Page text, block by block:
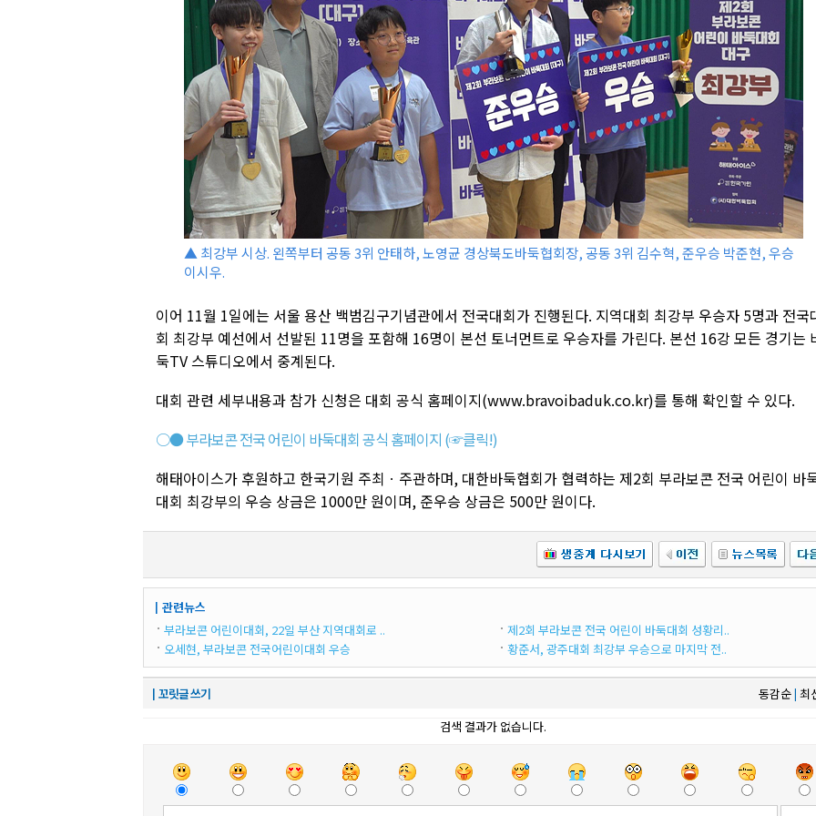
▲ 최강부 시상. 왼쪽부터 공동 3위 안태하, 노영균 경상북도바둑협회장, 공동 3위 김수혁, 준우승 박준현, 우승
이시우.
이어 11월 1일에는 서울 용산 백범김구기념관에서 전국대회가 진행된다. 지역대회 최강부 우승자 5명과 전국
회 최강부 예선에서 선발된 11명을 포함해 16명이 본선 토너먼트로 우승자를 가린다. 본선 16강 모든 경기는
둑TV 스튜디오에서 중계된다.
대회 관련 세부내용과 참가 신청은 대회 공식 홈페이지(www.bravoibaduk.co.kr)를 통해 확인할 수 있다.
○● 부라보콘 전국 어린이 바둑대회 공식 홈페이지 (☞클릭!)
해태아이스가 후원하고 한국기원 주최ㆍ주관하며, 대한바둑협회가 협력하는 제2회 부라보콘 전국 어린이 바
대회 최강부의 우승 상금은 1000만 원이며, 준우승 상금은 500만 원이다.
┃관련뉴스
부라보콘 어린이대회, 22일 부산 지역대회로 ..
오세현, 부라보콘 전국어린이대회 우승
제2회 부라보콘 전국 어린이 바둑대회 성황리..
황준서, 광주대회 최강부 우승으로 마지막 전..
┃꼬릿글 쓰기 동감순| 최
검색 결과가 없습니다.